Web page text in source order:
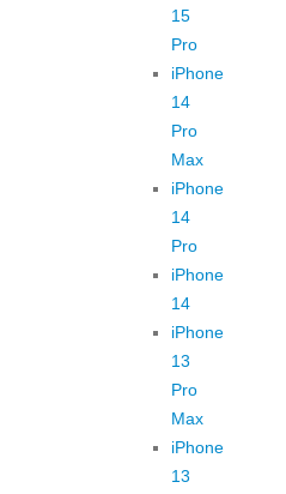
15
Pro
iPhone
14
Pro
Max
iPhone
14
Pro
iPhone
14
iPhone
13
Pro
Max
iPhone
13